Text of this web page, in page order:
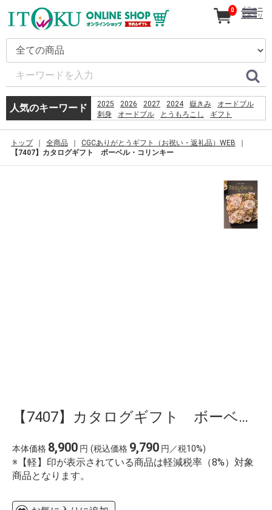
人気のキーワード 2025 2026 2027 2024 嶽きみ
オードブル
刺身
オードブル とうもろこし
ギフト
%D9%82%D8%B4%D9%85
%D8%B3%D8%A7%D8%AD%D9%84
%D8%A8%D8%B1%D8%A7%DB%8C
%D8%A8%D8%A7%D9%86%D9%88%D8%A7%D9%86
%D8%AF%D8%A7%D8%B1%D8%AF%D8%9F
0
メニュー
カテゴリ
トップ 全商品
CGCありがとうギフト（お祝い・返礼品）WEB
【7407】カタログギフト ボーベル・コリンキー
【7407】カタログギフト ボーベル・コリンキー
本体価格 8,900 円 (税込価格 9,790 円／税10%)
※【軽】印が表示されている商品は軽減税率（8%）対象
商品となります。